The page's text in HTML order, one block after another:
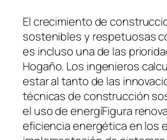
El crecimiento de
sostenibles y respetuosas
es incluso una de las
Hogaño. Los ingenieros
estar al tanto de las
técnicas de construcción
el uso de energíFigura
eficiencia energética en los